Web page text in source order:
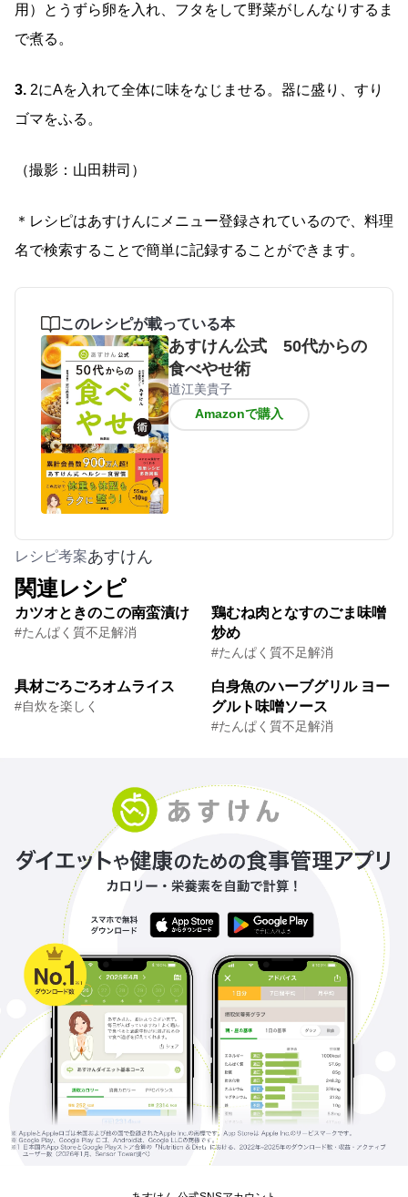
用）とうずら卵を入れ、フタをして野菜がしんなりするま
で煮る。
3. 2にAを入れて全体に味をなじませる。器に盛り、すり
ゴマをふる。
（撮影：山田耕司）
＊レシピはあすけんにメニュー登録されているので、料理
名で検索することで簡単に記録することができます。
このレシピが載っている本
あすけん公式 50代からの
食べやせ術
道江美貴子
Amazonで購入
レシピ考案あすけん
関連レシピ
カツオときのこの南蛮漬け
#たんぱく質不足解消
鶏むね肉となすのごま味噌
炒め
#たんぱく質不足解消
具材ごろごろオムライス
#自炊を楽しく
白身魚のハーブグリル ヨー
グルト味噌ソース
#たんぱく質不足解消